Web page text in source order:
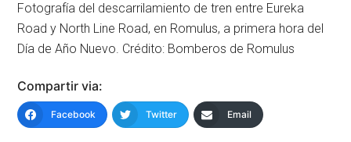
Fotografía del descarrilamiento de tren entre Eureka
Road y North Line Road, en Romulus, a primera hora del
Día de Año Nuevo. Crédito: Bomberos de Romulus
Compartir via:
Facebook Twitter Email